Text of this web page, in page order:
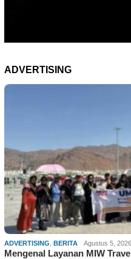
ADVERTISING
ADVERTISING BERITA Agustus 5, 2026
Mengenal Layanan MIW